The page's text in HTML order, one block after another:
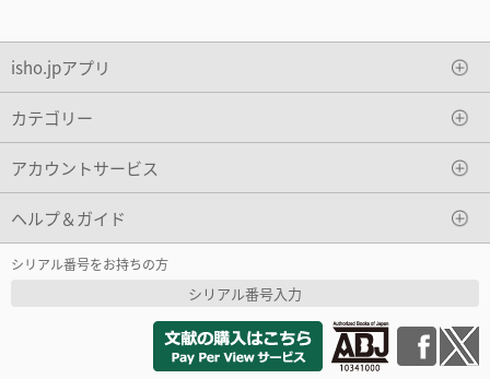
isho.jpアプリ
カテゴリー
アカウントサービス
ヘルプ＆ガイド
シリアル番号をお持ちの方
シリアル番号入力